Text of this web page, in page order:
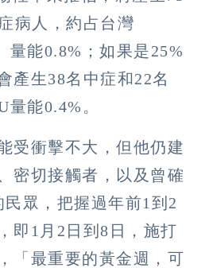
病人，約占台灣
量能0.8%；如果是25%
產生38名中症和22名
能0.4%。
受衝擊不大，但他仍建
密切接觸者，以及曾確
眾，把握過年前1到2
即1月2日到8日，施打
「最重要的黃金週，可